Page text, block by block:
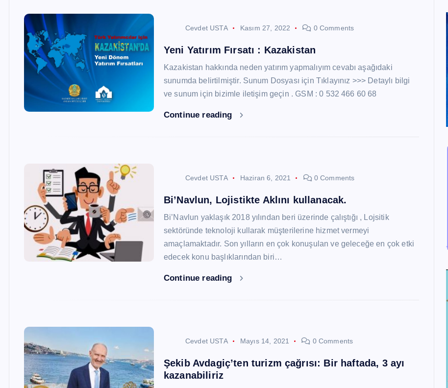
Cevdet USTA Kasım 27, 2022 0 Comments
Yeni Yatırım Fırsatı : Kazakistan
Kazakistan hakkında neden yatırım yapmalıyım cevabı aşağıdaki
sunumda belirtilmiştir. Sunum Dosyası için Tıklayınız >>> Detaylı bilgi
ve sunum için bizimle iletişim geçin . GSM : 0 532 466 60 68
Continue reading
Cevdet USTA Haziran 6, 2021 0 Comments
Bi’Navlun, Lojistikte Aklını kullanacak.
Bi’Navlun yaklaşık 2018 yılından beri üzerinde çalıştığı , Lojsitik
sektöründe teknoloji kullarak müşterilerine hizmet vermeyi
amaçlamaktadır. Son yılların en çok konuşulan ve geleceğe en çok etki
edecek konu başlıklarından biri…
Continue reading
Cevdet USTA Mayıs 14, 2021 0 Comments
Şekib Avdagiç’ten turizm çağrısı: Bir haftada, 3 ayı
kazanabiliriz